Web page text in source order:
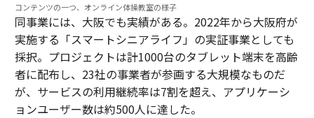
コンテンツの一つ、オンライン体操教室の様子
同事業には、大阪でも実績がある。2022年から大阪府が
実施する「スマートシニアライフ」の実証事業としても
採択。プロジェクトは計1000台のタブレット端末を高齢
者に配布し、23社の事業者が参画する大規模なものだ
が、サービスの利用継続率は7割を超え、アプリケーシ
ョンユーザー数は約500人に達した。